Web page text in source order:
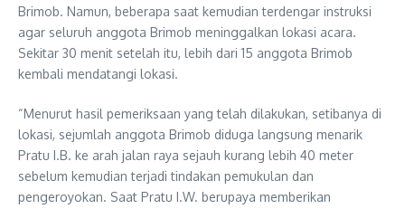
Brimob. Namun, beberapa saat kemudian terdengar instruksi
agar seluruh anggota Brimob meninggalkan lokasi acara.
Sekitar 30 menit setelah itu, lebih dari 15 anggota Brimob
kembali mendatangi lokasi.
“Menurut hasil pemeriksaan yang telah dilakukan, setibanya di
lokasi, sejumlah anggota Brimob diduga langsung menarik
Pratu I.B. ke arah jalan raya sejauh kurang lebih 40 meter
sebelum kemudian terjadi tindakan pemukulan dan
pengeroyokan. Saat Pratu I.W. berupaya memberikan